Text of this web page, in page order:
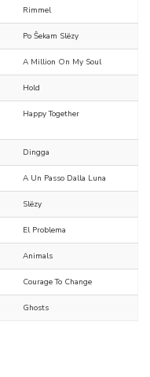
Rimmel
Po Ŝekam Slëzy
A Million On My Soul
Hold
Happy Together
Dingga
A Un Passo Dalla Luna
Slëzy
El Problema
Animals
Courage To Change
Ghosts